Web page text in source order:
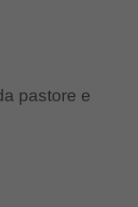
pastore e